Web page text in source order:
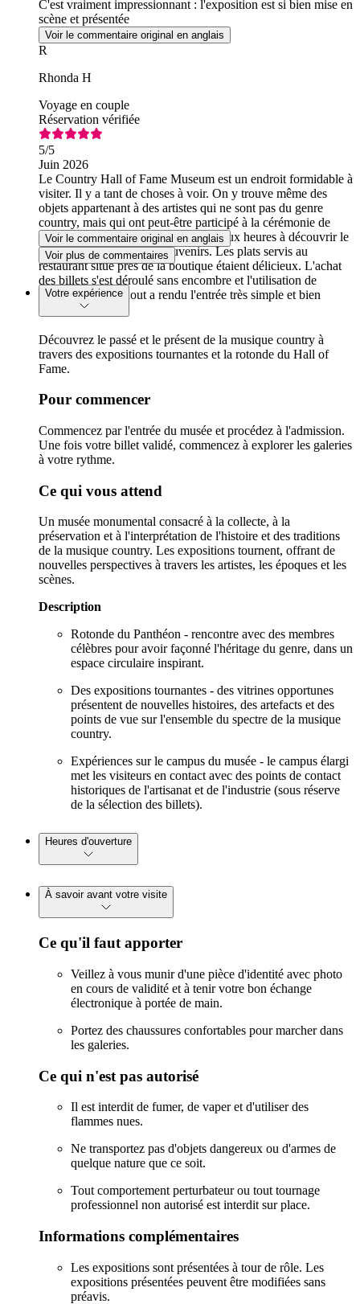
C'est vraiment impressionnant : l'exposition est si bien mise en
scène et présentée
Voir le commentaire original en anglais
R
Rhonda H
Voyage en couple
Réservation vérifiée
5/5
Juin 2026
Le Country Hall of Fame Museum est un endroit formidable à
visiter. Il y a tant de choses à voir. On y trouve même des
objets appartenant à des artistes qui ne sont pas du genre
country, mais qui ont peut-être participé à la cérémonie de
remise des prix. Nous avons passé deux heures à découvrir le
musée et la boutique de souvenirs. Les plats servis au
restaurant situé près de la boutique étaient délicieux. L'achat
des billets s'est déroulé sans encombre et l'utilisation de
l'application Headout a rendu l'entrée très simple et bien
organisée.
Voir le commentaire original en anglais
Voir plus de commentaires
Votre expérience
Découvrez le passé et le présent de la musique country à
travers des expositions tournantes et la rotonde du Hall of
Fame.
Pour commencer
Commencez par l'entrée du musée et procédez à l'admission.
Une fois votre billet validé, commencez à explorer les galeries
à votre rythme.
Ce qui vous attend
Un musée monumental consacré à la collecte, à la
préservation et à l'interprétation de l'histoire et des traditions
de la musique country. Les expositions tournent, offrant de
nouvelles perspectives à travers les artistes, les époques et les
scènes.
Description
Rotonde du Panthéon - rencontre avec des membres
célèbres pour avoir façonné l'héritage du genre, dans un
espace circulaire inspirant.
Des expositions tournantes - des vitrines opportunes
présentent de nouvelles histoires, des artefacts et des
points de vue sur l'ensemble du spectre de la musique
country.
Expériences sur le campus du musée - le campus élargi
met les visiteurs en contact avec des points de contact
historiques de l'artisanat et de l'industrie (sous réserve
de la sélection des billets).
Heures d'ouverture
À savoir avant votre visite
Ce qu'il faut apporter
Veillez à vous munir d'une pièce d'identité avec photo
en cours de validité et à tenir votre bon échange
électronique à portée de main.
Portez des chaussures confortables pour marcher dans
les galeries.
Ce qui n'est pas autorisé
Il est interdit de fumer, de vaper et d'utiliser des
flammes nues.
Ne transportez pas d'objets dangereux ou d'armes de
quelque nature que ce soit.
Tout comportement perturbateur ou tout tournage
professionnel non autorisé est interdit sur place.
Informations complémentaires
Les expositions sont présentées à tour de rôle. Les
expositions présentées peuvent être modifiées sans
préavis.